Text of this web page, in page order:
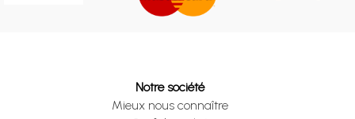
Notre société
Mieux nous connaître